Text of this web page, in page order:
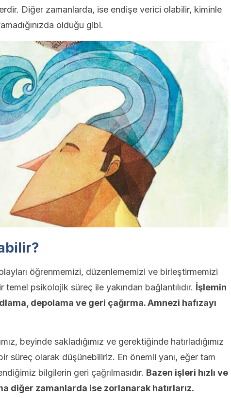
Diğer zamanlarda, ise endişe verici olabilir, kiminle
olduğu gibi.
öğrenmemizi, düzenlememizi ve birleştirmemizi
psikolojik süreç ile yakından bağlantılıdır. İşlemin
depolama ve geri çağırma. Amnezi hafızayı
beyinde sakladığımız ve gerektiğinde hatırladığımız
süreç olarak düşünebiliriz. En önemli yanı, eğer tam
bilgilerin geri çağrılmasıdır. Bazen işleri hızlı ve
diğer zamanlarda ise zorlanarak hatırlarız.